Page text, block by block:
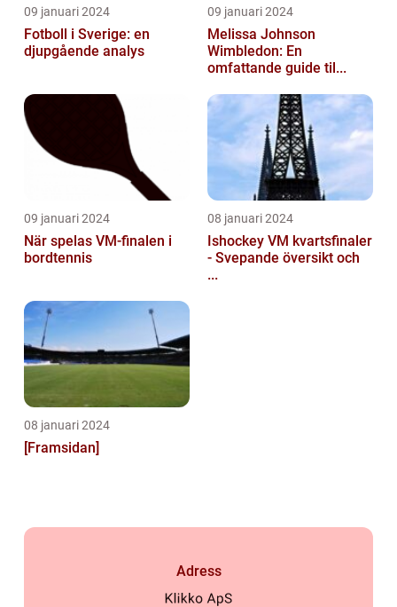
09 januari 2024
Fotboll i Sverige: en
djupgående analys
09 januari 2024
Melissa Johnson
Wimbledon: En
omfattande guide til...
09 januari 2024
När spelas VM-finalen i
bordtennis
08 januari 2024
Ishockey VM kvartsfinaler
- Svepande översikt och
...
08 januari 2024
[Framsidan]
Adress